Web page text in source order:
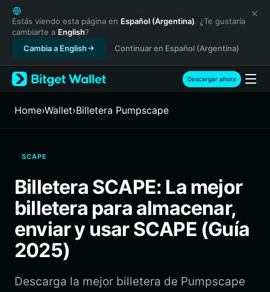
English
日本語
Tiếng Việt
Русский
Español (Latinoamérica)
Türkçe
Français
繁體中文
Bahasa Indonesia
ภาษาไทย
Español
Português (Brasil)
Estás viendo esta página en Español (Argentina). ¿Te gustaría
cambiarte a English?
Cambia a English
Continuar en Español (Argentina)
Descargar ahora
Home›Wallet›Billetera Pumpscape
SCAPE
Billetera SCAPE: La mejor
billetera para almacenar,
enviar y usar SCAPE (Guía
2025)
Descarga la mejor billetera de Pumpscape